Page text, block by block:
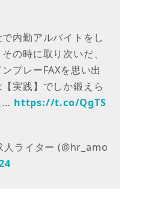
内勤アルバイトをし
の時に取り次いだ、
プレーFAXを思い出
実践】でしか鍛えら
… https://t.co/QgTS
ライター (@hr_amo